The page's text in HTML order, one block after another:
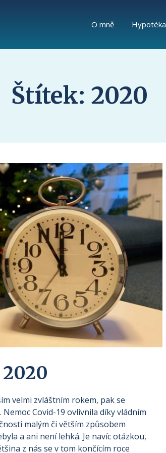
O mně Hypotéka
Štítek: 2020
velmi zvláštním rokem, pak se
Covid-19 ovlivnila díky vládním
malým či větším způsobem
a ani není lehká. Je navíc otázkou,
z nás se v tom končícím roce